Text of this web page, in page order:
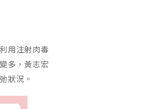
用注射肉毒
多，黃志宏
狀況。